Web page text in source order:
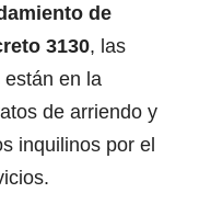
de
3130, las
están en la
de arriendo y
inquilinos por el